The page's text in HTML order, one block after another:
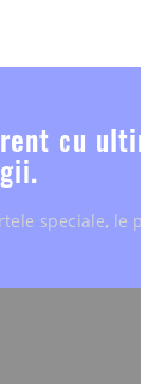
cu
speciale, le